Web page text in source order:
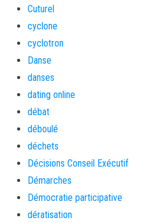
Cuturel
cyclone
cyclotron
Danse
danses
dating online
débat
déboulé
déchets
Décisions Conseil Exécutif
Démarches
Démocratie participative
dératisation